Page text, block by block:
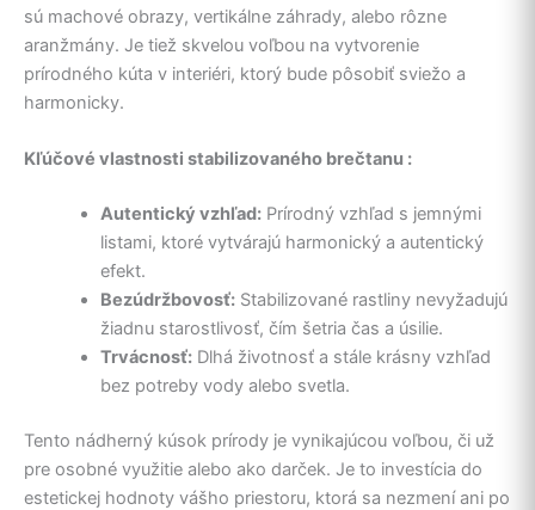
sú machové obrazy, vertikálne záhrady, alebo rôzne
aranžmány. Je tiež skvelou voľbou na vytvorenie
prírodného kúta v interiéri, ktorý bude pôsobiť sviežo a
harmonicky.
Kľúčové vlastnosti stabilizovaného brečtanu :
Autentický vzhľad:Prírodný vzhľad s jemnými
listami, ktoré vytvárajú harmonický a autentický
efekt.
Bezúdržbovosť:Stabilizované rastliny nevyžadujú
žiadnu starostlivosť, čím šetria čas a úsilie.
Trvácnosť:Dlhá životnosť a stále krásny vzhľad
bez potreby vody alebo svetla.
Tento nádherný kúsok prírody je vynikajúcou voľbou, či už
pre osobné využitie alebo ako darček. Je to investícia do
estetickej hodnoty vášho priestoru, ktorá sa nezmení ani po